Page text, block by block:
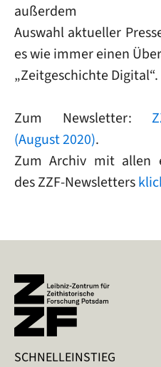
Auswahl aktueller
es wie immer einen
„Zeitgeschichte Digital“.
Zum Newsletter:
(August 2020).
Zum Archiv mit allen
des ZZF-Newsletters
SCHNELLEINSTIEG